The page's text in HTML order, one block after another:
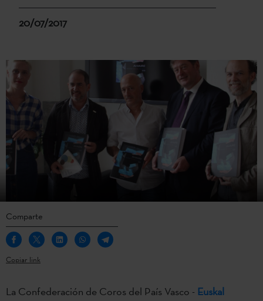
20/07/2017
Comparte
Copiar link
La Confederación de Coros del País Vasco - Euskal